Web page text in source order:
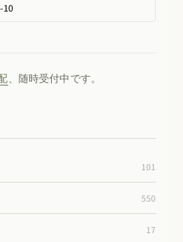
10
、随時受付中です。
101
550
17